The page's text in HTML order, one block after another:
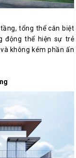
tổng thể căn biệt
động thể hiện sự trẻ
không kém phần ấn